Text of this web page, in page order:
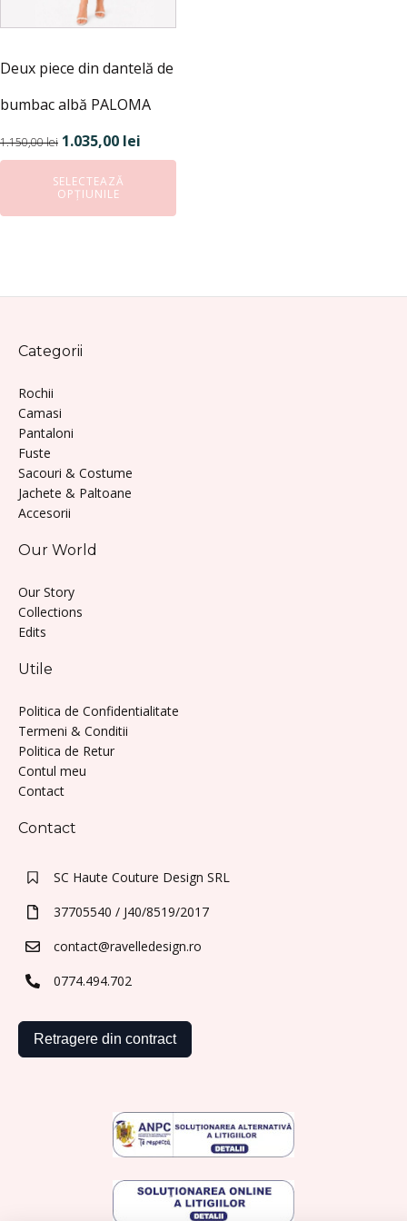
Deux piece din dantelă de
bumbac albă PALOMA
1.150,00lei Prețul
inițial
a
1.035,00 lei
curent
SELECTEAZĂ
OPȚIUNILE
în
produsului.
Categorii
Rochii
Camasi
Pantaloni
Fuste
Sacouri & Costume
Jachete & Paltoane
Accesorii
Our World
Our Story
Collections
Edits
Utile
Politica de Confidentialitate
Termeni & Conditii
Politica de Retur
Contul meu
Contact
Contact
SC Haute Couture Design SRL
37705540 / J40/8519/2017
contact@ravelledesign.ro
0774.494.702
Retragere din contract